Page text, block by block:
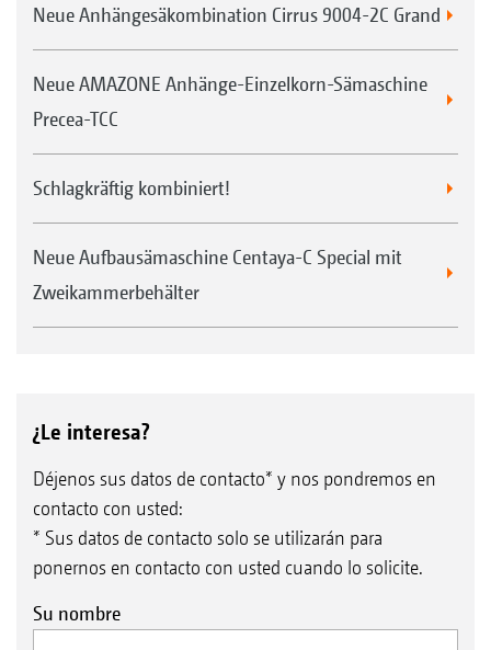
Neue Anhängesäkombination Cirrus 9004-2C Grand
Neue AMAZONE Anhänge-Einzelkorn-Sämaschine
Precea-TCC
Schlagkräftig kombiniert!
Neue Aufbausämaschine Centaya-C Special mit
Zweikammerbehälter
¿Le interesa?
Déjenos sus datos de contacto* y nos pondremos en
contacto con usted:
* Sus datos de contacto solo se utilizarán para
ponernos en contacto con usted cuando lo solicite.
Su nombre